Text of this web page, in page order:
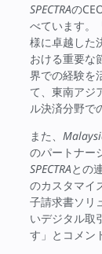
SPECTRAの
べています。
様に卓越した
おける重要な
界での経験を
て、東南アジ
ル決済分野で
また、
のパートナー
SPECTRAとの
のカスタマイ
子請求書ソリ
いデジタル取
す」とコメン